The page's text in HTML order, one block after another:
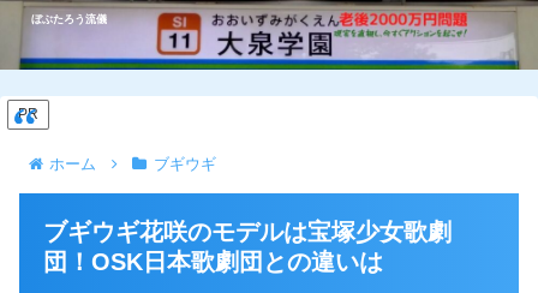
ぼぶたろう流儀
ホーム ブギウギ
PR
ブギウギ花咲のモデルは宝塚少女歌劇
団！OSK日本歌劇団との違いは